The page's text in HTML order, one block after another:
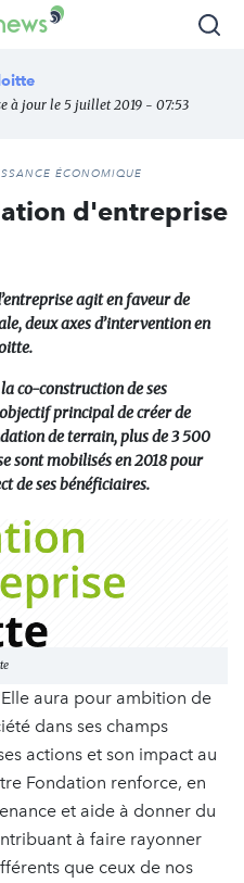
à jour le 5 juillet 2019 - 07:53
ÉCONOMIQUE
d'entreprise
agit en faveur de
deux axes d’intervention en
co-construction de ses
principal de créer de
de terrain, plus de 3 500
sont mobilisés en 2018 pour
de ses bénéficiaires.
aura pour ambition de
dans ses champs
actions et son impact au
Fondation renforce, en
et aide à donner du
à faire rayonner
que ceux de nos